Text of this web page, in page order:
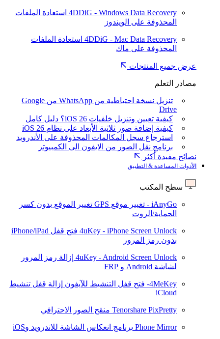
4DDiG - Windows Data Recovery استعادة الملفات
المحذوفة على الويندوز
4DDiG - Mac Data Recovery استعادة الملفات
المحذوفة على ماك
عرض جميع المنتجات
مصادر التعلم
تنزيل نسخة احتياطية من WhatsApp من Google
Drive
كيفية تعيين وتنزيل خلفيات iOS 26؟ دليل كامل
كيفية إضافة صور ثلاثية الأبعاد على نظام iOS 26
استرجاع سجل المكالمات المحذوفة على الأندرويد
برنامج نقل الصور من الايفون الى الكمبيوتر
نصائح مفيدة أكثر
الأدوات المساعدة & التطبيق
سطح المكتب
iAnyGo - تغيير موقع GPS
تغيير الموقع بدون كسر
الحماية/الروت
4uKey - iPhone Screen Unlock
فتح قفل iPhone/iPad
بدون رمز المرور
4uKey - Android Screen Unlock إزالة رمز المرور
لشاشة Android و FRP
4MeKey- فتح قفل التنشيط للآيفون
إزالة قفل تنشيط
iCloud
Tenorshare PixPretty منقح الصور الاحترافي
Phone Mirror برنامج انعكاس الشاشة للاندرويد وiOS